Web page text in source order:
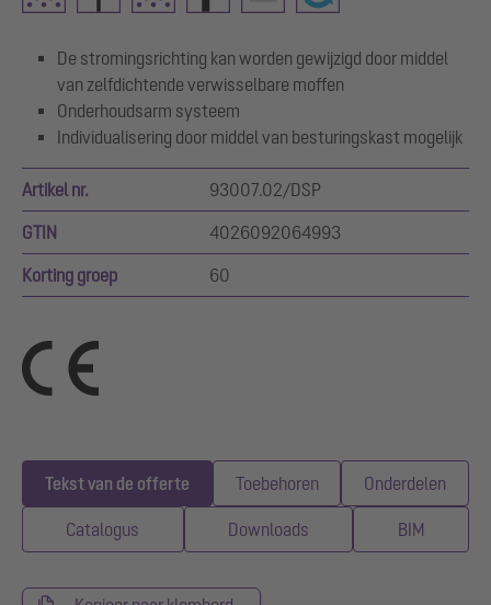
De stromingsrichting kan worden gewijzigd door middel
van zelfdichtende verwisselbare moffen
Onderhoudsarm systeem
Individualisering door middel van besturingskast mogelijk
Artikel nr. 93007.02/DSP
GTIN 4026092064993
Korting groep 60
Tekst van de offerte Toebehoren Onderdelen
Catalogus Downloads BIM